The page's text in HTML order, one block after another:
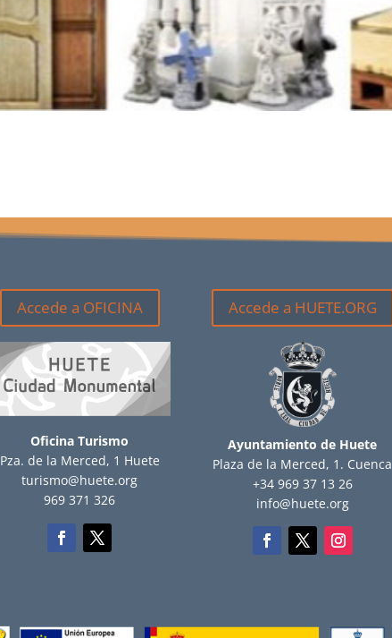
Accede a OFICINA
Oficina Turismo
Pza. de la Merced, 1 Huete
turismo@huete.org
969 371 326
Accede a HUETE.ORG
Ayuntamiento de Huete
Plaza de la Merced, 1. Cuenca
+34 969 37 13 26
info@huete.org